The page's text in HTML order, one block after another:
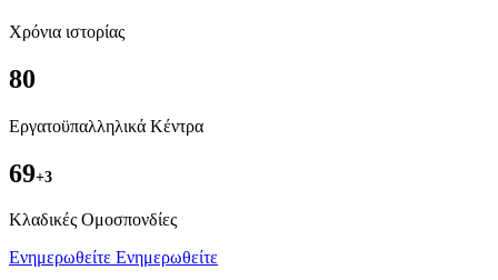
Χρόνια ιστορίας
80
Εργατοϋπαλληλικά Κέντρα
69+3
Kλαδικές Ομοσπονδίες
Ενημερωθείτε Ενημερωθείτε